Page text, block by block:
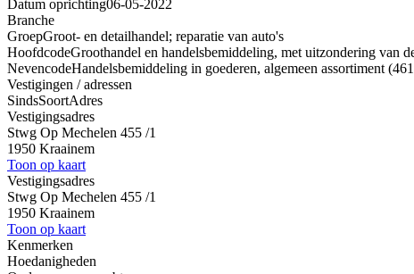
Datum oprichting06-05-2022
Branche
GroepGroot- en detailhandel; reparatie van auto's
HoofdcodeGroothandel en handelsbemiddeling, met uitzondering van
NevencodeHandelsbemiddeling in goederen, algemeen assortiment
Vestigingen / adressen
SindsSoortAdres
Vestigingsadres
Stwg Op Mechelen 455 /1
1950 Kraainem
Toon op kaart
Vestigingsadres
Stwg Op Mechelen 455 /1
1950 Kraainem
Toon op kaart
Kenmerken
Hoedanigheden